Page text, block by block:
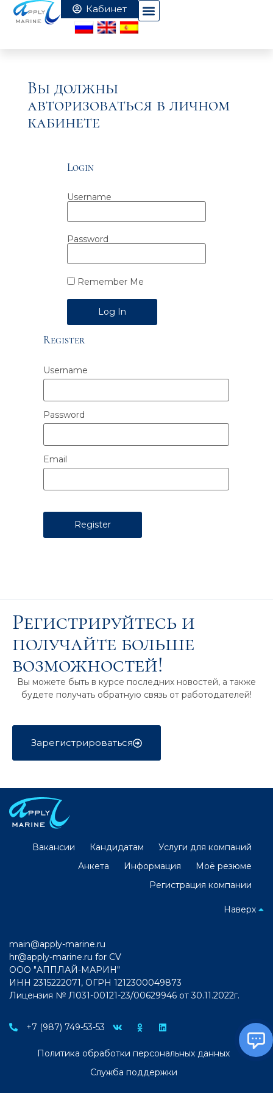
Вы должны
авторизоваться в личном
кабинете
Login
Username
Password
Remember Me
Alternative:
Register
Username
Password
Email
Регистрируйтесь и
получайте больше
возможностей!
Вы можете быть в курсе последних новостей, а также
будете получать обратную связь от работодателей!
Зарегистрироваться
Вакансии Кандидатам
Услуги для компаний
Анкета
Информация
Моё резюме
Регистрация компании
Наверх
main@apply-marine.ru
hr@apply-marine.ru for CV
ООО "АППЛАЙ-МАРИН"
ИНН 2315222071, ОГРН 1212300049873
Лицензия № Л031-00121-23/00629946 от 30.11.2022г.
+7 (987) 749-53-53
Политика обработки персональных данных
Служба поддержки